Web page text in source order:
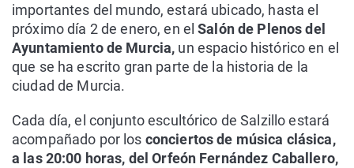
importantes del mundo, estará ubicado, hasta el
próximo día 2 de enero, en elSalón de Plenos del
Ayuntamiento de Murcia, un espacio histórico en el
que se ha escrito gran parte de la historia de la
ciudad de Murcia.
Cada día, el conjunto escultórico de Salzillo estará
acompañado por los conciertos de música clásica,
a las 20:00 horas, del Orfeón Fernández Caballero,